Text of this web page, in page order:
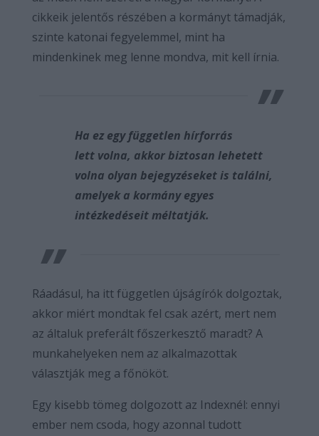
cikkeik jelentős részében a kormányt támadják,
szinte katonai fegyelemmel, mint ha
mindenkinek meg lenne mondva, mit kell írnia.
Ha ez egy független hírforrás
lett volna, akkor biztosan lehetett
volna olyan bejegyzéseket is találni,
amelyek a kormány egyes
intézkedéseit méltatják.
Ráadásul, ha itt független újságírók dolgoztak,
akkor miért mondtak fel csak azért, mert nem
az általuk preferált főszerkesztő maradt? A
munkahelyeken nem az alkalmazottak
választják meg a főnököt.
Egy kisebb tömeg dolgozott az Indexnél: ennyi
ember nem csoda, hogy azonnal tudott